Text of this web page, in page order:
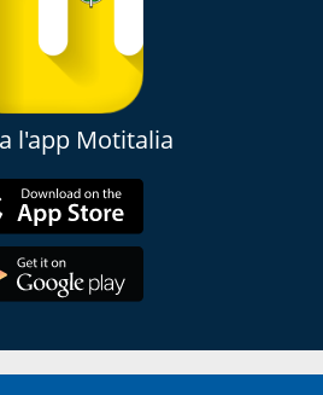
l'app Motitalia